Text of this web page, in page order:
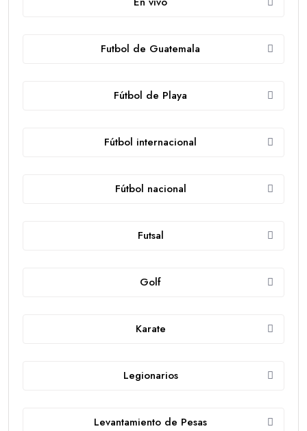
Futbol de Guatemala
Fútbol de Playa
Fútbol internacional
Fútbol nacional
Futsal
Golf
Karate
Legionarios
Levantamiento de Pesas